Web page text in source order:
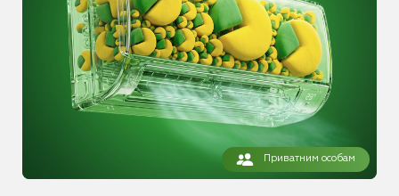
Приватним особам